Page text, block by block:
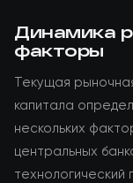
Динамика
факторы
Текущая
капитала
нескольких
центральных